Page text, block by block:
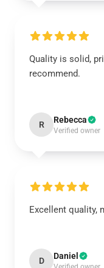
Quality is solid,
recommend.
R Rebecca
Verified owner
Excellent quality,
D Daniel